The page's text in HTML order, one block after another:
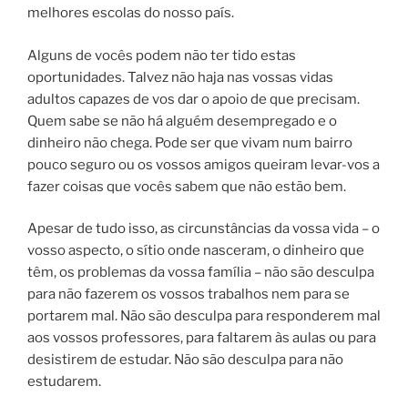
melhores escolas do nosso país.
Alguns de vocês podem não ter tido estas
oportunidades. Talvez não haja nas vossas vidas
adultos capazes de vos dar o apoio de que precisam.
Quem sabe se não há alguém desempregado e o
dinheiro não chega. Pode ser que vivam num bairro
pouco seguro ou os vossos amigos queiram levar-vos a
fazer coisas que vocês sabem que não estão bem.
Apesar de tudo isso, as circunstâncias da vossa vida – o
vosso aspecto, o sítio onde nasceram, o dinheiro que
têm, os problemas da vossa família – não são desculpa
para não fazerem os vossos trabalhos nem para se
portarem mal. Não são desculpa para responderem mal
aos vossos professores, para faltarem às aulas ou para
desistirem de estudar. Não são desculpa para não
estudarem.